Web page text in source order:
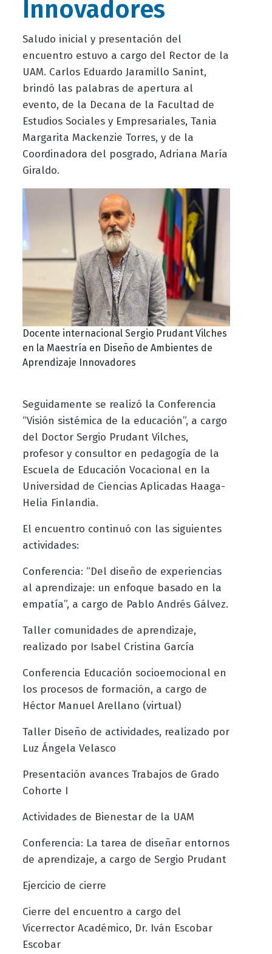
Innovadores
Saludo inicial y presentación del
encuentro estuvo a cargo del Rector de la
UAM. Carlos Eduardo Jaramillo Sanint,
brindó las palabras de apertura al
evento, de la Decana de la Facultad de
Estudios Sociales y Empresariales, Tania
Margarita Mackenzie Torres, y de la
Coordinadora del posgrado, Adriana María
Giraldo.
Docente internacional Sergio Prudant Vilches
en la Maestría en Diseño de Ambientes de
Aprendizaje Innovadores
Seguidamente se realizó la Conferencia
“Visión sistémica de la educación”, a cargo
del Doctor Sergio Prudant Vilches,
profesor y consultor en pedagogía de la
Escuela de Educación Vocacional en la
Universidad de Ciencias Aplicadas Haaga-
Helia Finlandia.
El encuentro continuó con las siguientes
actividades:
Conferencia: “Del diseño de experiencias
al aprendizaje: un enfoque basado en la
empatía”, a cargo de Pablo Andrés Gálvez.
Taller comunidades de aprendizaje,
realizado por Isabel Cristina García
Conferencia Educación socioemocional en
los procesos de formación, a cargo de
Héctor Manuel Arellano (virtual)
Taller Diseño de actividades, realizado por
Luz Ángela Velasco
Presentación avances Trabajos de Grado
Cohorte I
Actividades de Bienestar de la UAM
Conferencia: La tarea de diseñar entornos
de aprendizaje, a cargo de Sergio Prudant
Ejercicio de cierre
Cierre del encuentro a cargo del
Vicerrector Académico, Dr. Iván Escobar
Escobar